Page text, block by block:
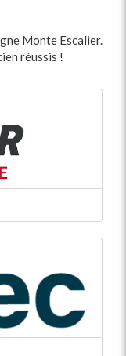
Monte Escalier.
réussis !